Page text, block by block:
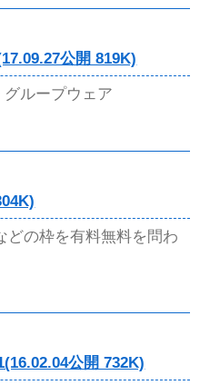
公開 819K)
ループウェア
どの枠を有料無料を問わ
公開 732K)